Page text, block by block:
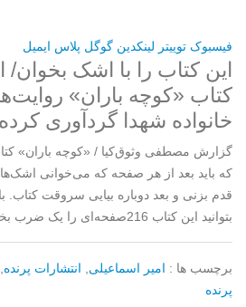
فیسبوک توییتر لینکدین گوگل پلاس ایمیل
این کتاب را با اشک بخوان/
کتاب «کوچه باران»
خانواده شهدا گردآوری
گزارش مصطفی وثوق‌کیا / «کوچه باران»
که باید بعد از هر صفحه که می‌خوانی
قدم بزنی و بعد دوباره بیایی سروقت
بتوانید این کتاب 216‌صفحه‌ای را یک ضرب بخوانی. حیف هم...
برچسب ها : امیر اسماعیلی, انتشارات پرنده,
پرنده